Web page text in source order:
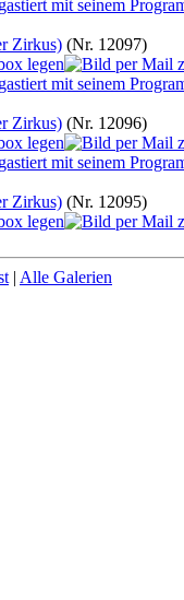
Zirkus) (Nr. 12097)
Zirkus) (Nr. 12096)
Zirkus) (Nr. 12095)
| Alle Galerien